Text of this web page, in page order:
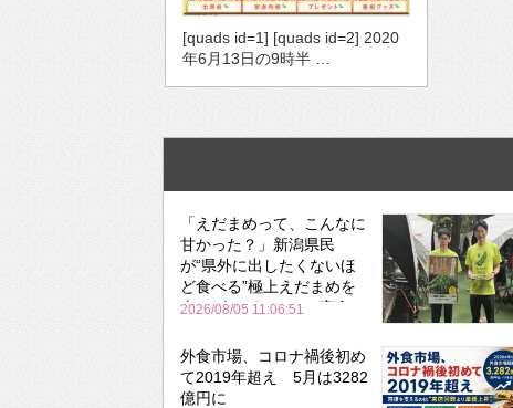
[quads id=1] [quads id=2] 2020
年6月13日の9時半 …
「えだまめって、こんなに
甘かった？」新潟県民
が“県外に出したくないほ
ど食べる”極上えだまめを
森のビアガーデンで実食
2026/08/05 11:06:51
外食市場、コロナ禍後初め
て2019年超え 5月は3282
億円に